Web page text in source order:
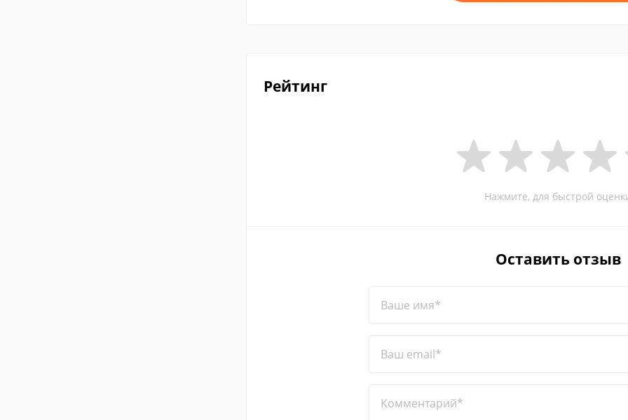
Рейтинг
Нажмите, для быстрой
Оставить отзыв
Ваше имя*
Ваш email*
Комментарий*